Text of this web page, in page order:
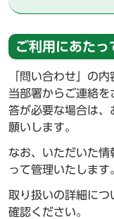
ご利用にあたっ
「問い合わせ」の
当部署からご連絡を
答が必要な場合は、
願いします。
なお、いただいた
って管理いたします
取り扱いの詳細に
確認ください。